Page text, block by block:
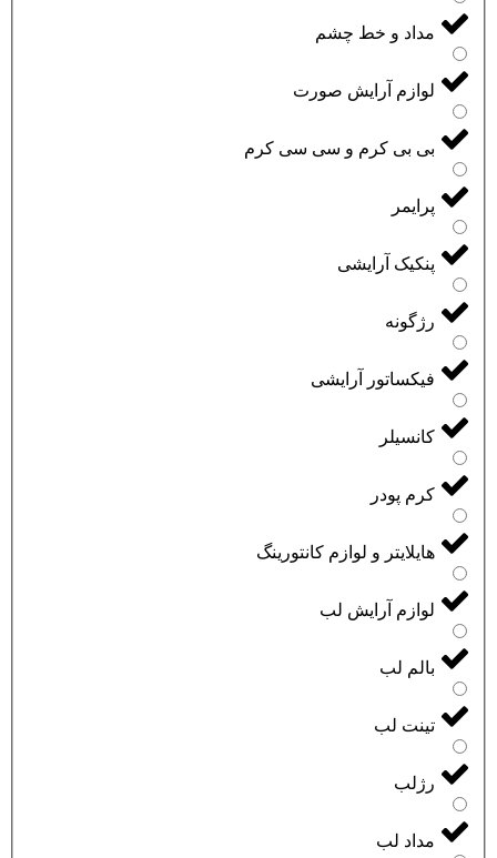
مداد و خط چشم
لوازم آرایش صورت
بی بی کرم و سی سی کرم
پرایمر
پنکیک آرایشی
رژگونه
فیکساتور آرایشی
کانسیلر
کرم پودر
هایلایتر و لوازم کانتورینگ
لوازم آرایش لب
بالم لب
تینت لب
رژلب
مداد لب